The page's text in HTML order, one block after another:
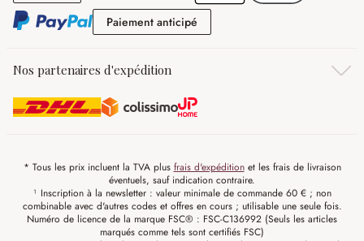
Paiement anticipé
Nos partenaires d'expédition
* Tous les prix incluent la TVA plus frais d'expéditionet les frais de livraison
éventuels, sauf indication contraire.
¹ Inscription à la newsletter : valeur minimale de commande 60 € ; non
combinable avec d'autres codes et offres en cours ; utilisable une seule fois.
Numéro de licence de la marque FSC® : FSC-C136992 (Seuls les articles
marqués comme tels sont certifiés FSC)